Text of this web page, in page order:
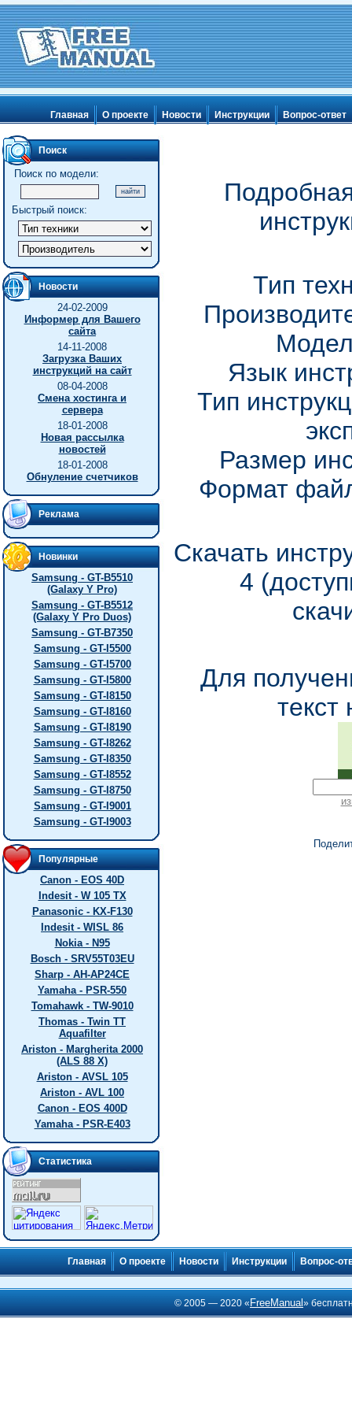
Главная О проекте Новости Инструкции Вопрос-ответ
Поиск
Поиск по модели:
Быстрый поиск:
Новости
24-02-2009
Информер для Вашего
сайта
14-11-2008
Загрузка Ваших
инструкций на сайт
08-04-2008
Смена хостинга и
сервера
18-01-2008
Новая рассылка
новостей
18-01-2008
Обнуление счетчиков
Реклама
Новинки
Samsung - GT-B5510
(Galaxy Y Pro)
Samsung - GT-B5512
(Galaxy Y Pro Duos)
Samsung - GT-B7350
Samsung - GT-I5500
Samsung - GT-I5700
Samsung - GT-I5800
Samsung - GT-I8150
Samsung - GT-I8160
Samsung - GT-I8190
Samsung - GT-I8262
Samsung - GT-I8350
Samsung - GT-I8552
Samsung - GT-I8750
Samsung - GT-I9001
Samsung - GT-I9003
Популярные
Canon - EOS 40D
Indesit - W 105 TX
Panasonic - KX-F130
Indesit - WISL 86
Nokia - N95
Bosch - SRV55T03EU
Sharp - AH-AP24CE
Yamaha - PSR-550
Tomahawk - TW-9010
Thomas - Twin TT
Aquafilter
Ariston - Margherita 2000
(ALS 88 X)
Ariston - AVSL 105
Ariston - AVL 100
Canon - EOS 400D
Yamaha - PSR-E403
Статистика
Тип
Язык
Тип
Размер
Формат
Скачать
4
Для
текст
Главная О проекте Новости Инструкции Вопрос-
© 2005 — 2020 « FreeManual»